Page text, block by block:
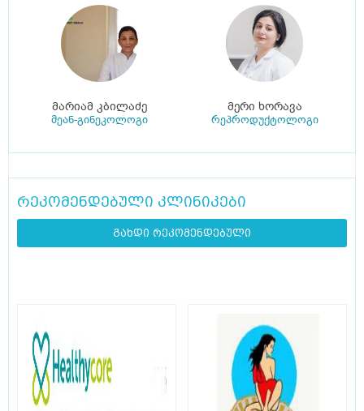
მარიამ კბილაძე
მეან-გინეკოლოგი
მერი ხორავა
რეპროდუქტოლოგი
რეკომენდებული კლინიკები
გახდი რეკომენდებული